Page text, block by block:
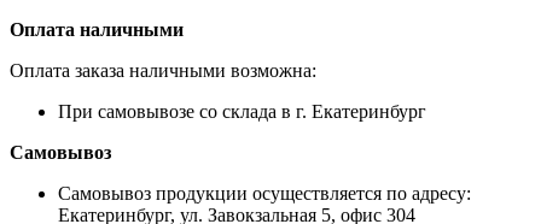
Оплата наличными
Оплата заказа наличными возможна:
При самовывозе со склада в г. Екатеринбург
Самовывоз
Самовывоз продукции осуществляется по адресу:
Екатеринбург, ул. Завокзальная 5, офис 304